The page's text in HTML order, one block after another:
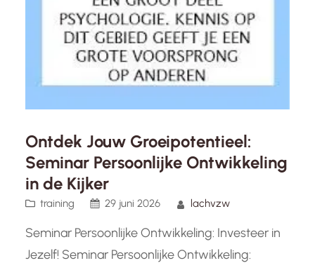
Ontdek Jouw Groeipotentieel:
Seminar Persoonlijke Ontwikkeling
in de Kijker
training 29 juni 2026 lachvzw
Seminar Persoonlijke Ontwikkeling: Investeer in
Jezelf! Seminar Persoonlijke Ontwikkeling: